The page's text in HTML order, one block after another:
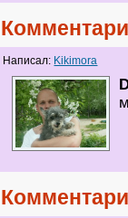
Написал: Kikimora